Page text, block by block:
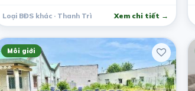
Loại BĐS khác · Thanh Trì Xem chi tiết →
Môi giới